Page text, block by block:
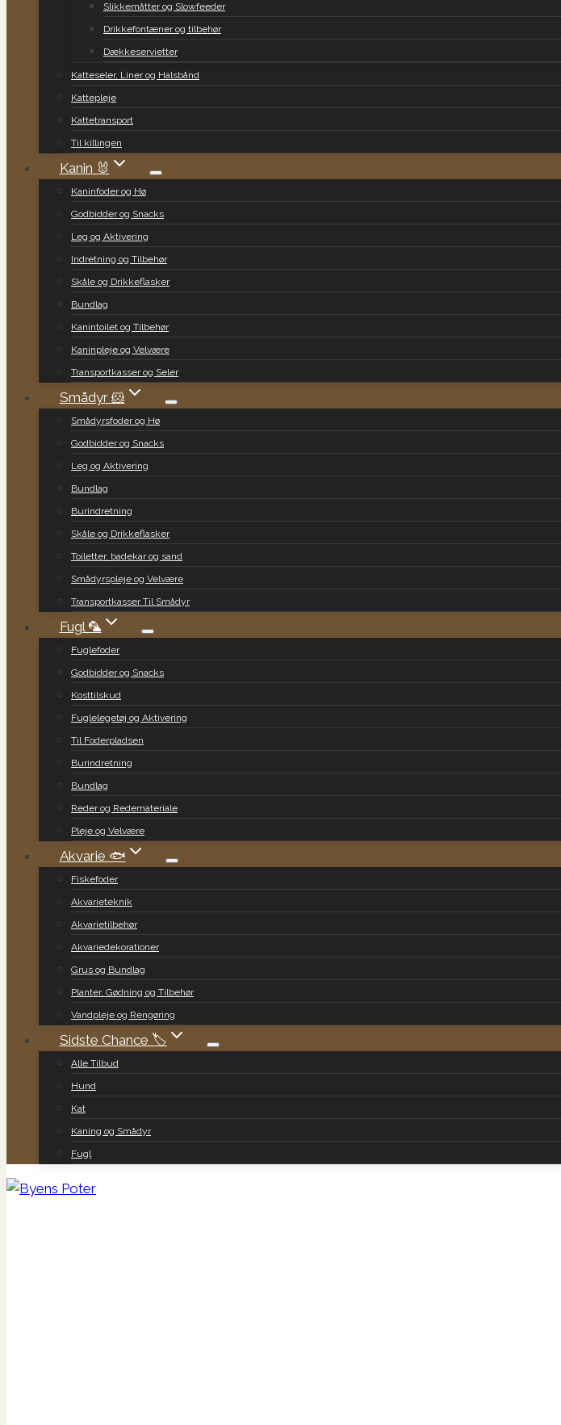
Slikkemåtter og Slowfeeder
Drikkefontæner og tilbehør
Dækkeservietter
Katteseler, Liner og Halsbånd
Kattepleje
Kattetransport
Til killingen
Kanin 🐰
Kaninfoder og Hø
Godbidder og Snacks
Leg og Aktivering
Indretning og Tilbehør
Skåle og Drikkeflasker
Bundlag
Kanintoilet og Tilbehør
Kaninpleje og Velvære
Transportkasser og Seler
Smådyr 🐹
Smådyrsfoder og Hø
Godbidder og Snacks
Leg og Aktivering
Bundlag
Burindretning
Skåle og Drikkeflasker
Toiletter, badekar og sand
Smådyrspleje og Velvære
Transportkasser Til Smådyr
Fugl 🦜
Fuglefoder
Godbidder og Snacks
Kosttilskud
Fuglelegetøj og Aktivering
Til Foderpladsen
Burindretning
Bundlag
Reder og Redemateriale
Pleje og Velvære
Akvarie 🐟
Fiskefoder
Akvarieteknik
Akvarietilbehør
Akvariedekorationer
Grus og Bundlag
Planter, Gødning og Tilbehør
Vandpleje og Rengøring
Sidste Chance 🏷️
Alle Tilbud
Hund
Kat
Kaning og Smådyr
Fugl